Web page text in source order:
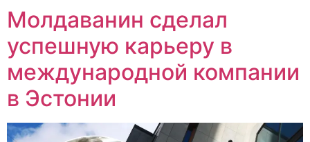
Молдаванин сделал
успешную карьеру в
международной компании
в Эстонии